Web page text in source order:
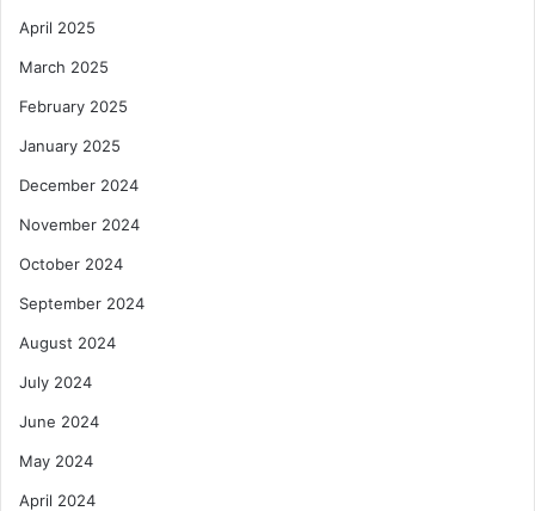
April 2025
March 2025
February 2025
January 2025
December 2024
November 2024
October 2024
September 2024
August 2024
July 2024
June 2024
May 2024
April 2024